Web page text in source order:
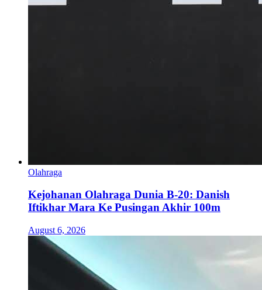
Olahraga
Kejohanan Olahraga Dunia B-20: Danish
Iftikhar Mara Ke Pusingan Akhir 100m
August 6, 2026